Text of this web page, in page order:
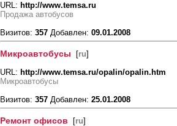
URL: http://www.temsa.ru
Продажа автобусов
Визитов: 357 Добавлен: 09.01.2008
Микроавтобусы [ru]
URL: http://www.temsa.ru/opalin/opalin.htm
Микроавтобусы
Визитов: 357 Добавлен: 25.01.2008
Ремонт офисов [ru]